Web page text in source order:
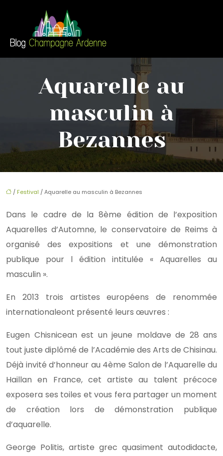
Aquarelle au
masculin à
Bezannes
/ Festival / Aquarelle au masculin à Bezannes
Dans le cadre de la 8ème édition de l’exposition
Aquarelles d’Automne, le conservatoire de Reims à
organisé des expositions et une démonstration
publique pour l édition intitulée « Aquarelles au
masculin ».
En 2013 trois artistes européens de renommée
internationaleont présenté leurs œuvres :
Eugen Chisnicean est un jeune moldave de 28 ans
tout juste diplômé de l’Académie des Arts de Chisinau.
Déjà invité d’honneur au 4ème Salon de l’Aquarelle du
Haillan en France, cet artiste au talent précoce
exposera ses toiles et vous fera partager un moment
de création lors de démonstration publique
d’aquarelle.
George Politis, artiste grec quasiment autodidacte,